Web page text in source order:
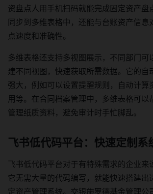
资盘点人用手机扫码就能完成固定资产盘
同步到多维表格中，还能与台账资产信息
点速度和准确性。
多维表格还支持多视图展示，不同部门可
建不同视图，快速获取所需数据。它的自
强大，例如可以设置提醒规则，自动计算
用等。在合同档案管理中，多维表格可以
管理纸质资料，避免审计时手忙脚乱。
飞书低代码平台：快速定制系
飞书低代码平台对于有特殊需求的企业来
它无需大量的代码编写，就能快速搭建出
定资产管理系统。交银施罗德基金管理公